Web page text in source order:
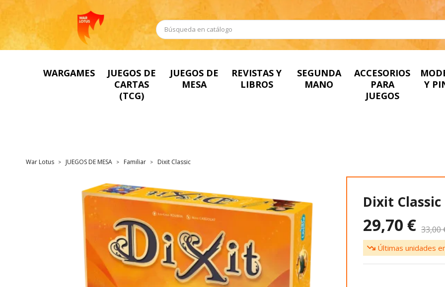
WARGAMES
JUEGOS DE
CARTAS
(TCG)
JUEGOS DE
MESA
REVISTAS Y
LIBROS
SEGUNDA
MANO
ACCESORIOS
PARA
JUEGOS
Y
War Lotus JUEGOS DE MESA Familiar Dixit Classic
Dixit Classic
29,70 € 33,00
Últimas unidades